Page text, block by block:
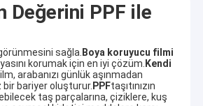
Değerini PPF ile
sağla. Boya koruyucu filmi
korumak için en iyi çözüm. Kendi
arabanızı günlük aşınmadan
bariyer oluşturur. PPFtaşıtınızın
taş parçalarına, çiziklere, kuş